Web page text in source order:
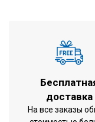
Режим работы
Потребляемая
доставка
На все заказы